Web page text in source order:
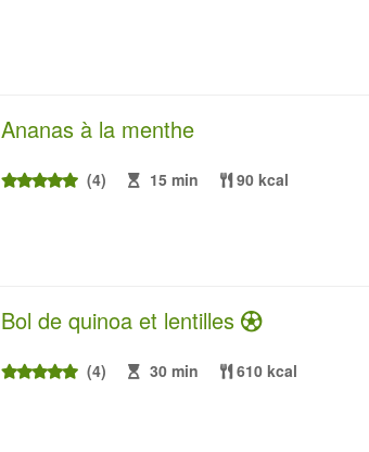
Ananas à la menthe
(4) 15 min 90 kcal
Bol de quinoa et lentilles
(4) 30 min 610 kcal